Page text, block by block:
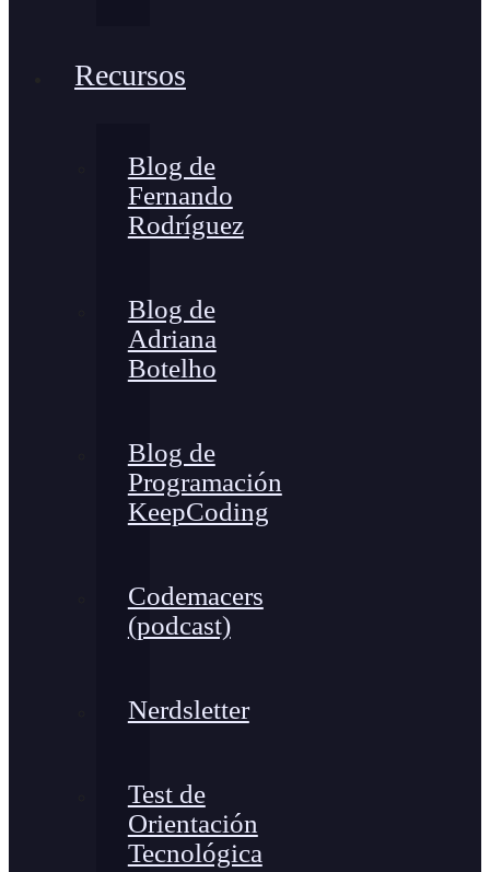
Recursos
Blog de
Fernando
Rodríguez
Blog de
Adriana
Botelho
Blog de
Programación
KeepCoding
Codemacers
(podcast)
Nerdsletter
Test de
Orientación
Tecnológica